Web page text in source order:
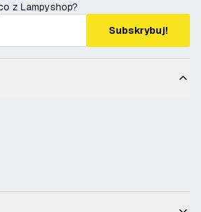
z Lampyshop?
Subskrybuj!